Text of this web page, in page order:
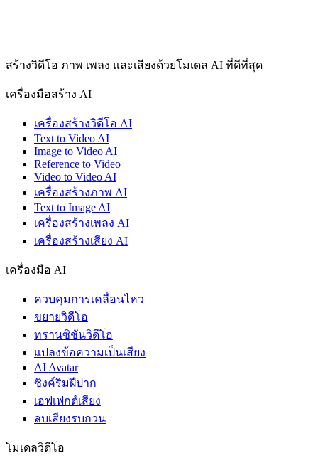
สร้างวิดีโอ ภาพ เพลง และเสียงด้วยโมเดล AI ที่ดีที่สุด
เครื่องมือสร้าง AI
เครื่องสร้างวิดีโอ AI
Text to Video AI
Image to Video AI
Reference to Video
Video to Video AI
เครื่องสร้างภาพ AI
Text to Image AI
เครื่องสร้างเพลง AI
เครื่องสร้างเสียง AI
เครื่องมือ AI
ควบคุมการเคลื่อนไหว
ขยายวิดีโอ
ทรานซิชันวิดีโอ
แปลงข้อความเป็นเสียง
AI Avatar
ซิงค์ริมฝีปาก
เอฟเฟกต์เสียง
ลบเสียงรบกวน
โมเดลวิดีโอ